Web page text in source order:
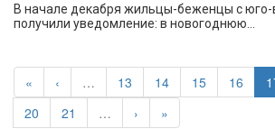
В начале декабря жильцы-беженцы с юго-
получили уведомление: в новогоднюю...
« ‹ … 13 14 15 16
20
21 … › »